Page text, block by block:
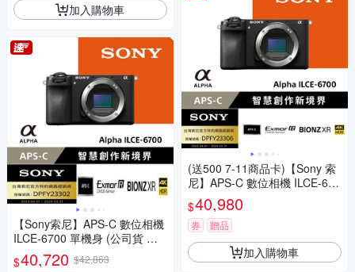
加入購物車
【Sony索尼】APS-C 數位相機
ILCE-6700 單機身 (公司貨 保
固18+6個月)
$40,720 $42,863
(送500 7-11商品卡)【Sony 索
尼】APS-C 數位相機 ILCE-670
0 單機身 (公司貨 保固18+6個
月)
$40,980
券 贈品
加入購物車